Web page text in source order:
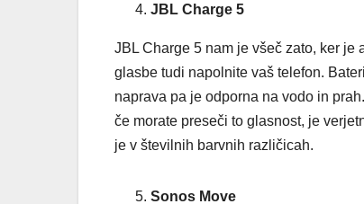
JBL Charge 5
JBL Charge 5 nam je všeč zato, ker
glasbe tudi napolnite vaš telefon.
naprava pa je odporna na vodo in
če morate preseči to glasnost, je
je v številnih barvnih različicah.
Sonos Move